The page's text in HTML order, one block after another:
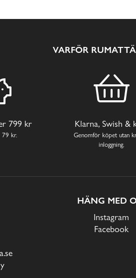
VARFÖR
799 kr
79 kr.
Klarna, Swish &
Genomför köpet utan
inloggning.
HÄNG MED
Instagram
Facebook